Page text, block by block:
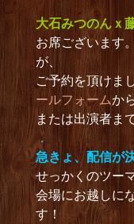
大石みつのんｘ
お席ございます
が、
ご予約を頂けま
ールフォームか
または出演者ま
．
急きょ、配信が
せっかくのツー
会場にお越しに
す！